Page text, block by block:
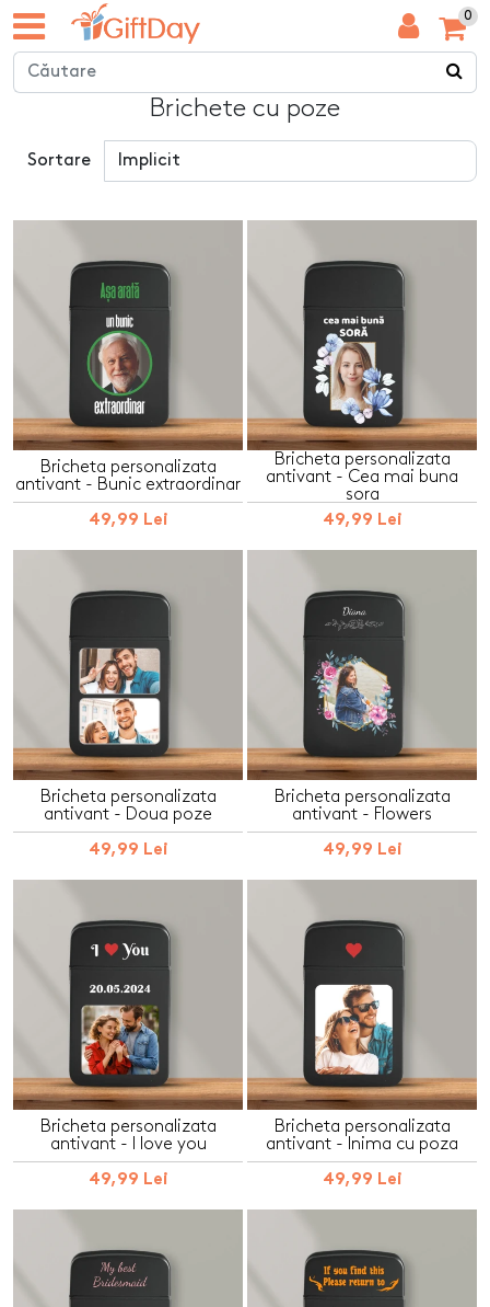
0
Brichete cu poze
Sortare
Bricheta personalizata
antivant - Bunic extraordinar
49,99 Lei
Bricheta personalizata
antivant - Cea mai buna
sora
49,99 Lei
Bricheta personalizata
antivant - Doua poze
49,99 Lei
Bricheta personalizata
antivant - Flowers
49,99 Lei
Bricheta personalizata
antivant - I love you
49,99 Lei
Bricheta personalizata
antivant - Inima cu poza
49,99 Lei